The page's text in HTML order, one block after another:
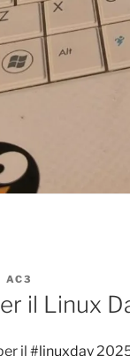
AC3
il Linux
il #linuxday